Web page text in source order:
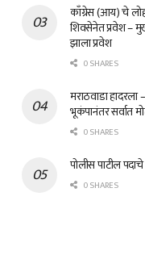
काँग्रेस (आय) चे
शिवसेनेत प्रवेश –
झाला प्रवेश
0 SHARES
मराठवाडा
भूकंपानंतर सर्वात
0 SHARES
पोलीस पाटील
0 SHARES